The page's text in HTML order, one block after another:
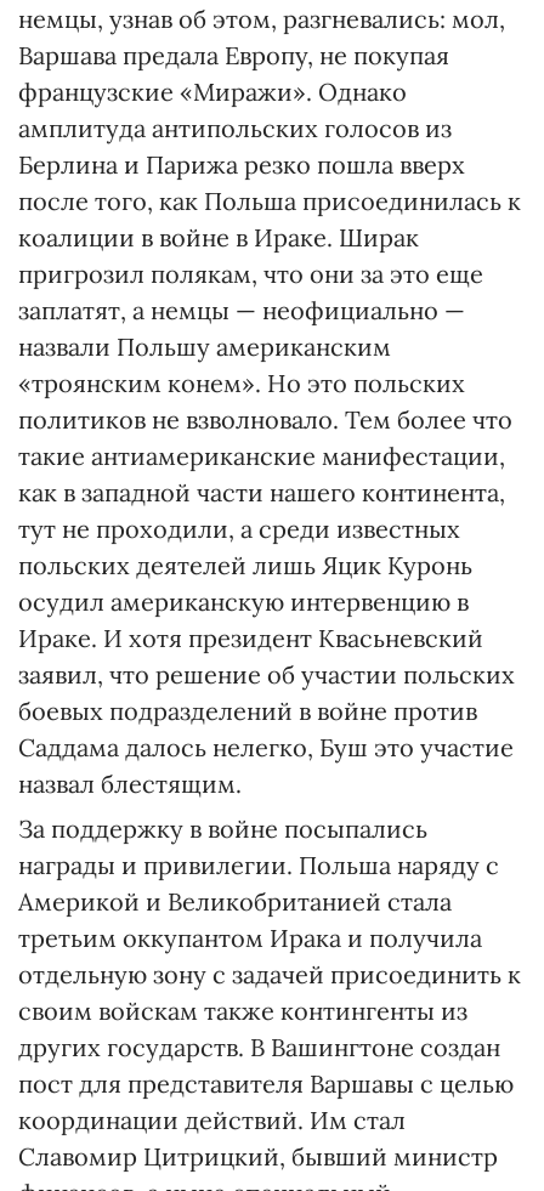
немцы, узнав об этом, разгневались: мол,
Варшава предала Европу, не покупая
французские «Миражи». Однако
амплитуда антипольских голосов из
Берлина и Парижа резко пошла вверх
после того, как Польша присоединилась к
коалиции в войне в Ираке. Ширак
пригрозил полякам, что они за это еще
заплатят, а немцы — неофициально —
назвали Польшу американским
«троянским конем». Но это польских
политиков не взволновало. Тем более что
такие антиамериканские манифестации,
как в западной части нашего континента,
тут не проходили, а среди известных
польских деятелей лишь Яцик Куронь
осудил американскую интервенцию в
Ираке. И хотя президент Квасьневский
заявил, что решение об участии польских
боевых подразделений в войне против
Саддама далось нелегко, Буш это участие
назвал блестящим.
За поддержку в войне посыпались
награды и привилегии. Польша наряду с
Америкой и Великобританией стала
третьим оккупантом Ирака и получила
отдельную зону с задачей присоединить к
своим войскам также контингенты из
других государств. В Вашингтоне создан
пост для представителя Варшавы с целью
координации действий. Им стал
Славомир Цитрицкий, бывший министр